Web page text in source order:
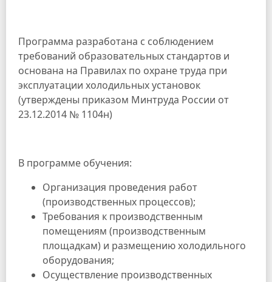
Программа разработана с соблюдением
требований образовательных стандартов и
основана на Правилах по охране труда при
эксплуатации холодильных установок
(утверждены приказом Минтруда России от
23.12.2014 № 1104н)
В программе обучения:
Организация проведения работ
(производственных процессов);
Требования к производственным
помещениям (производственным
площадкам) и размещению холодильного
оборудования;
Осуществление производственных